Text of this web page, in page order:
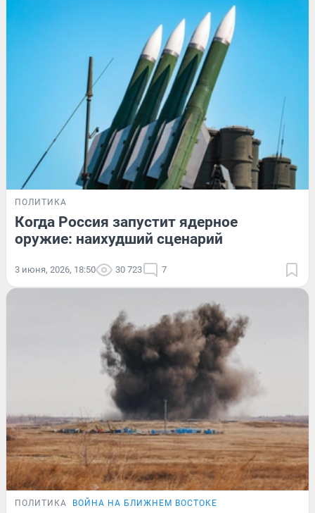
ПОЛИТИКА
Когда Россия запустит ядерное
оружие: наихудший сценарий
3 июня, 2026, 18:50 30 723 7
ПОЛИТИКА ВОЙНА НА БЛИЖНЕМ ВОСТОКЕ